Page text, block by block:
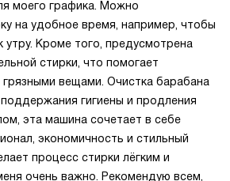
моего графика. Можно
на удобное время, например, чтобы
утру. Кроме того, предусмотрена
стирки, что помогает
вещами. Очистка барабана
гигиены и продления
эта машина сочетает в себе
экономичность и стильный
процесс стирки лёгким и
очень важно. Рекомендую всем,